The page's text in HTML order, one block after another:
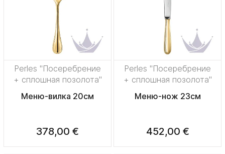
Perles "Посеребрение
+ сплошная позолота"
Меню-вилка 20см
378,00 €
Perles "Посеребрение
+ сплошная позолота"
Меню-нож 23см
452,00 €